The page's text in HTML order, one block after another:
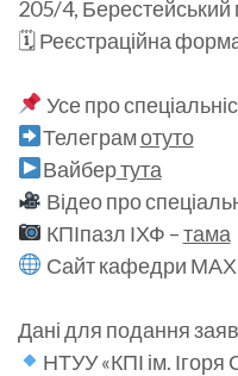
205/4, Берестейський
🗓 Реєстраційна
Усе про
Телеграмотуто
Вайбертута
Відео про
КПІпазл ІХФ –тама
Сайт кафедри
Дані для подання
НТУУ «КПІ ім. Ігоря